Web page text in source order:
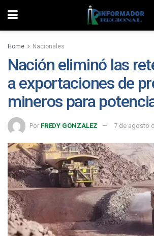
Home Nacionales
Nación eliminó las
a exportaciones de
mineros para
Por FREDY GONZALEZ 7 de agosto